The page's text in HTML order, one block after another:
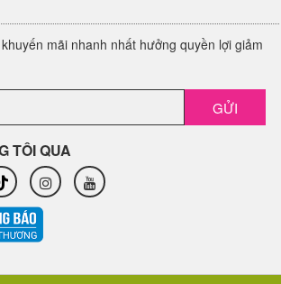
mãi nhanh nhất hưởng quyền lợi giảm
GỬI
TÔI QUA